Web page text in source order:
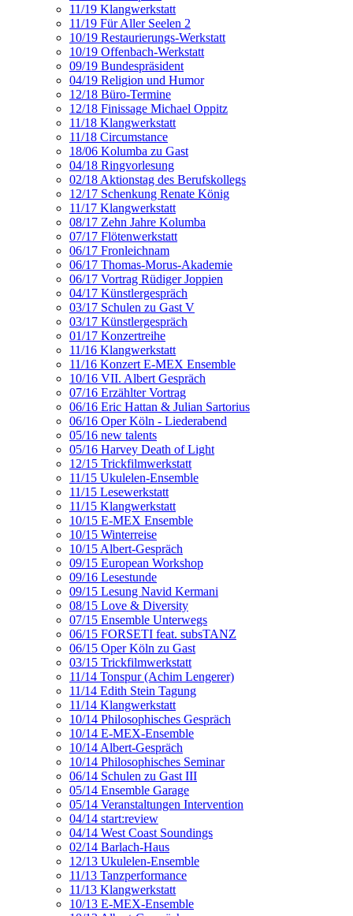
11/19 Klangwerkstatt
11/19 Für Aller Seelen 2
10/19 Restaurierungs-Werkstatt
10/19 Offenbach-Werkstatt
09/19 Bundespräsident
04/19 Religion und Humor
12/18 Büro-Termine
12/18 Finissage Michael Oppitz
11/18 Klangwerkstatt
11/18 Circumstance
18/06 Kolumba zu Gast
04/18 Ringvorlesung
02/18 Aktionstag des Berufskollegs
12/17 Schenkung Renate König
11/17 Klangwerkstatt
08/17 Zehn Jahre Kolumba
07/17 Flötenwerkstatt
06/17 Fronleichnam
06/17 Thomas-Morus-Akademie
06/17 Vortrag Rüdiger Joppien
04/17 Künstlergespräch
03/17 Schulen zu Gast V
03/17 Künstlergespräch
01/17 Konzertreihe
11/16 Klangwerkstatt
11/16 Konzert E-MEX Ensemble
10/16 VII. Albert Gespräch
07/16 Erzählter Vortrag
06/16 Eric Hattan & Julian Sartorius
06/16 Oper Köln - Liederabend
05/16 new talents
05/16 Harvey Death of Light
12/15 Trickfilmwerkstatt
11/15 Ukulelen-Ensemble
11/15 Lesewerkstatt
11/15 Klangwerkstatt
10/15 E-MEX Ensemble
10/15 Winterreise
10/15 Albert-Gespräch
09/15 European Workshop
09/16 Lesestunde
09/15 Lesung Navid Kermani
08/15 Love & Diversity
07/15 Ensemble Unterwegs
06/15 FORSETI feat. subsTANZ
06/15 Oper Köln zu Gast
03/15 Trickfilmwerkstatt
11/14 Tonspur (Achim Lengerer)
11/14 Edith Stein Tagung
11/14 Klangwerkstatt
10/14 Philosophisches Gespräch
10/14 E-MEX-Ensemble
10/14 Albert-Gespräch
10/14 Philosophisches Seminar
06/14 Schulen zu Gast III
05/14 Ensemble Garage
05/14 Veranstaltungen Intervention
04/14 start:review
04/14 West Coast Soundings
02/14 Barlach-Haus
12/13 Ukulelen-Ensemble
11/13 Tanzperformance
11/13 Klangwerkstatt
10/13 E-MEX-Ensemble